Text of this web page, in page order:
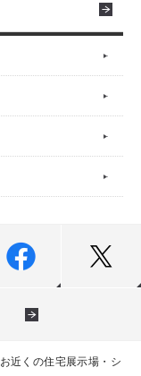
お近くの住宅展示場・ショ